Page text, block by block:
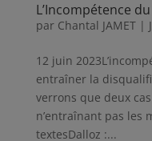
L’Incompétence
par Chantal JAMET|
12 juin
entraîner la
verrons que deux
n’entraînant pas les
textesDalloz :...